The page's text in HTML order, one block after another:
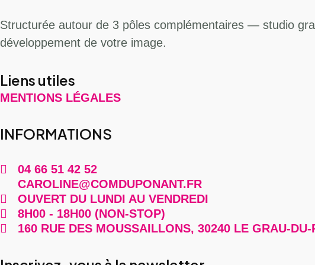
Structurée autour de 3 pôles complémentaires — studio
développement de votre image.
Liens utiles
MENTIONS LÉGALES
INFORMATIONS
04 66 51 42 52
CAROLINE@COMDUPONANT.FR
OUVERT DU LUNDI AU VENDREDI
8H00 - 18H00 (NON-STOP)
160 RUE DES MOUSSAILLONS, 30240 LE GRAU-DU-